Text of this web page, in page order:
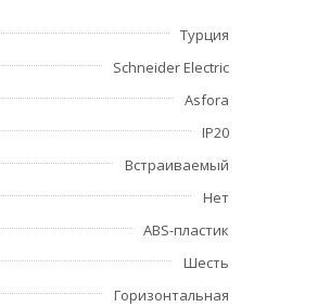
Турция
Schneider Electric
Asfora
IP20
Встраиваемый
Нет
ABS-пластик
Шесть
Горизонтальная